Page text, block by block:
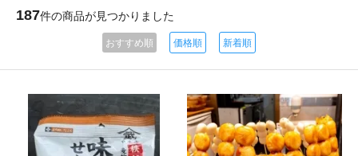
187件の商品が見つかりました
おすすめ順 価格順 新着順